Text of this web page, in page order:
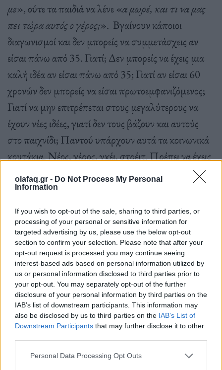
olafaq.gr - Do Not Process My Personal
Information
If you wish to opt-out of the sale, sharing to third parties, or
processing of your personal or sensitive information for
targeted advertising by us, please use the below opt-out
section to confirm your selection. Please note that after your
opt-out request is processed you may continue seeing
interest-based ads based on personal information utilized by
us or personal information disclosed to third parties prior to
your opt-out. You may separately opt-out of the further
disclosure of your personal information by third parties on the
IAB’s list of downstream participants. This information may
also be disclosed by us to third parties on the IAB’s List of
Downstream Participants that may further disclose it to other
Personal Data Processing Opt Outs
με», ούτε τα παιδιά να λένε «α μωρέ, και τι να μας
πει τώρα αυτός ο γέρος;». Βγαίνουν κάποιοι
διαγωνισμοί και δεν μπορείς να συμμετάσχεις αν
είσαι πάνω από 35. Γιατί; Δεν μπορείς να έχεις μια
καλή ιδέα αν είσαι πάνω από 35; Γιατί αν είσαι 60
χρονών δεν μπορείς να είσαι πρωτοεμφανιζόμενος;
Γιατί να μην επιτρέπεται στους μεγαλύτερους να
έχουν νέες ιδέες, γιατί δεν τους βάζουν και αυτούς
στο παιχνίδι; Παντού υπάρχουν αυτά τα κοινωνικά
κουτάκια. Νέος, γέρος, γκέι, στρέιτ. Πρέπει να έχεις
μια ταμπέλα στο μέτωπο για να κινηθείς. Γιατί;
Φυσικά να διεκδικούν οι άνθρωποι τα δικαιώματά
τους, υπάρχουν άλλωστε τόσες καταπιεσμένες
μειονότητες, για παράδειγμα οι μετανάστες. Ναι, να
είμαστε κατά της εξουσίας, κατά της επιβολής και
υπέρ της ελευθερίας. Την ελευθερία όμως μην
χρησιμοποιούμε για να βάζουμε νέες ταμπέλες.